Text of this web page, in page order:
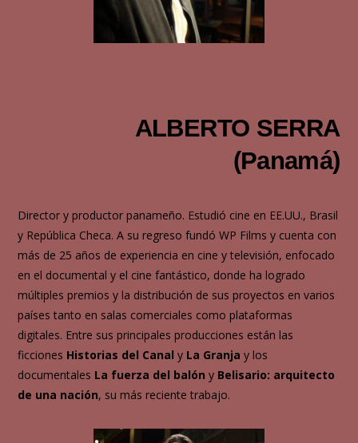
ALBERTO SERRA
(Panamá)
Director y productor panameño. Estudió cine en EE.UU., Brasil
y República Checa. A su regreso fundó WP Films y cuenta con
más de 25 años de experiencia en cine y televisión, enfocado
en el documental y el cine fantástico, donde ha logrado
múltiples premios y la distribución de sus proyectos en varios
países tanto en salas comerciales como plataformas
digitales. Entre sus principales producciones están las
ficciones Historias del Canal y La Granjay los
documentales La fuerza del balóny Belisario: arquitecto
de una nación, su más reciente trabajo.